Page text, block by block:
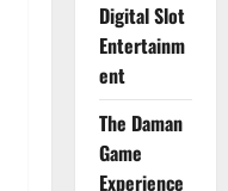
Digital Slot
Entertainm
ent
The Daman
Game
Experience